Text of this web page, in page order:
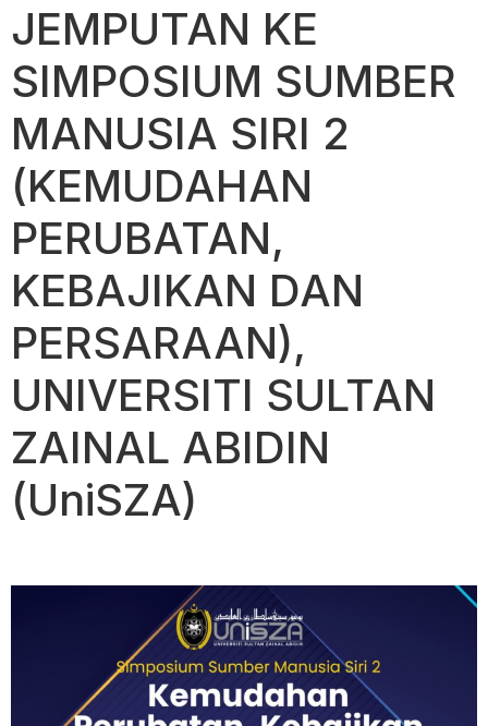
JEMPUTAN KE
SIMPOSIUM SUMBER
MANUSIA SIRI 2
(KEMUDAHAN
PERUBATAN,
KEBAJIKAN DAN
PERSARAAN),
UNIVERSITI SULTAN
ZAINAL ABIDIN
(UniSZA)